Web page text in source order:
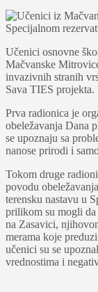
Učenici osnovne
Mačvanske
invazivnih stranih
Sava TIES projekta.
Prva radionica je
obeležavanja Dana
se upoznaju sa
nanose prirodi i
Tokom druge
povodu
terensku nastavu u
prilikom su mogli da
na Zasavici,
merama koje
učenici su se
vrednostima i